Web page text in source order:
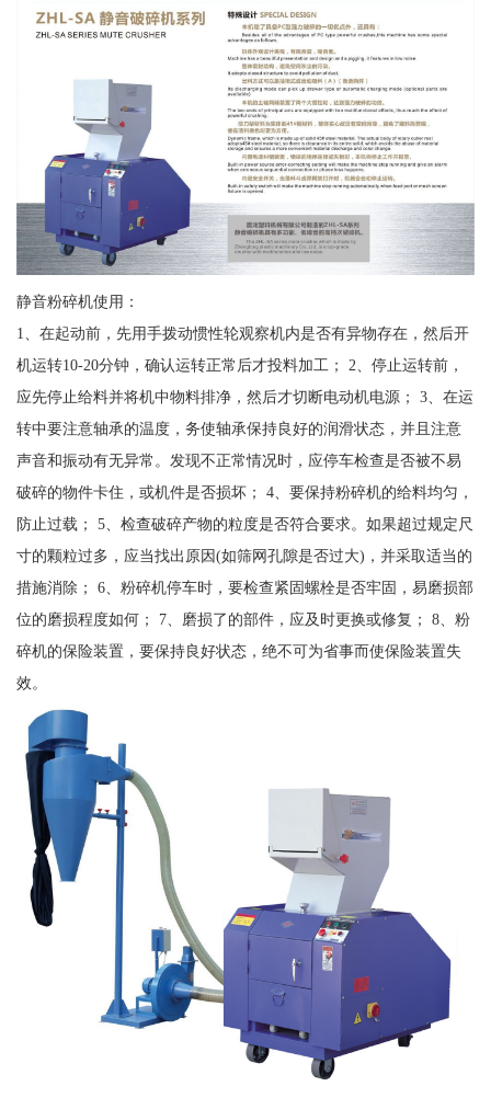
静音粉碎机使用：
1、在起动前，先用手拨动惯性轮观察机内是否有异物存在，然后开
机运转10-20分钟，确认运转正常后才投料加工； 2、停止运转前，
应先停止给料并将机中物料排净，然后才切断电动机电源； 3、在运
转中要注意轴承的温度，务使轴承保持良好的润滑状态，并且注意
声音和振动有无异常。发现不正常情况时，应停车检查是否被不易
破碎的物件卡住，或机件是否损坏； 4、要保持粉碎机的给料均匀，
防止过载； 5、检查破碎产物的粒度是否符合要求。如果超过规定尺
寸的颗粒过多，应当找出原因(如筛网孔隙是否过大)，并采取适当的
措施消除； 6、粉碎机停车时，要检查紧固螺栓是否牢固，易磨损部
位的磨损程度如何； 7、磨损了的部件，应及时更换或修复； 8、粉
碎机的保险装置，要保持良好状态，绝不可为省事而使保险装置失
效。